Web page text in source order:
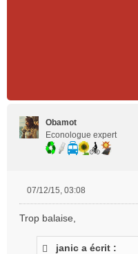
Obamot
Econologue expert
s
07/12/15, 03:08
Trop balaise,
janic a écrit :